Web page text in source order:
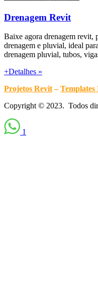
Drenagem Revit
Baixe agora drenagem revit,
drenagem e pluvial, ideal
drenagem pluvial, tubos,
+Detalhes »
Projetos Revit–Templates
Copyright © 2023. Todos
1